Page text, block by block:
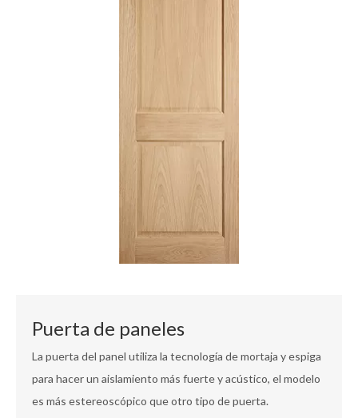
Puerta de paneles
La puerta del panel utiliza la tecnología de mortaja y espiga
para hacer un aislamiento más fuerte y acústico, el modelo
es más estereoscópico que otro tipo de puerta.